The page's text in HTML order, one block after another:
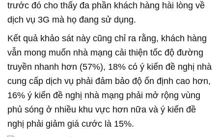
trước đó cho thấy đa phần khách hàng hài lòng về
dịch vụ 3G mà họ đang sử dụng.
Kết quả khảo sát này cũng chỉ ra rằng, khách hàng
vẫn mong muốn nhà mạng cải thiện tốc độ đường
truyền nhanh hơn (57%), 18% có ý kiến đề nghị nhà
cung cấp dịch vụ phải đảm bảo độ ổn định cao hơn,
16% ý kiến đề nghị nhà mạng phải mở rộng vùng
phủ sóng ở nhiều khu vực hơn nữa và ý kiến đề
nghị phải giảm giá cước là 15%.